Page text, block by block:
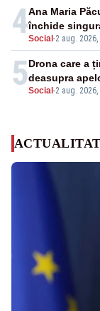
4Social -2 aug. 2026,
Ana Maria
închide
5Social -2 aug. 2026,
Drona care a
deasupra